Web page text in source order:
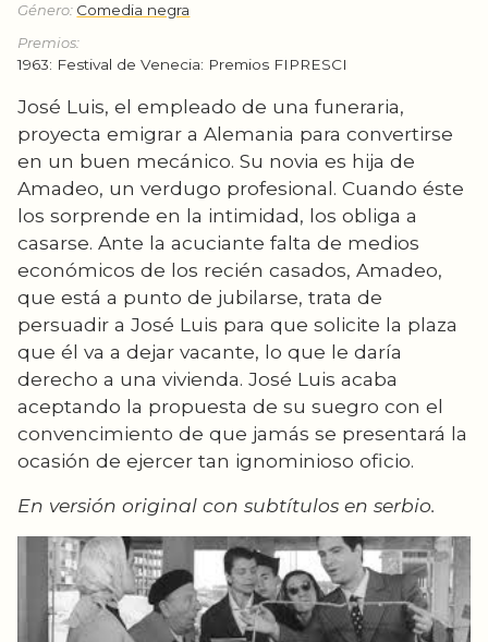
Género: Comedia negra
Premios:
1963: Festival de Venecia: Premios FIPRESCI
José Luis, el empleado de una funeraria,
proyecta emigrar a Alemania para convertirse
en un buen mecánico. Su novia es hija de
Amadeo, un verdugo profesional. Cuando éste
los sorprende en la intimidad, los obliga a
casarse. Ante la acuciante falta de medios
económicos de los recién casados, Amadeo,
que está a punto de jubilarse, trata de
persuadir a José Luis para que solicite la plaza
que él va a dejar vacante, lo que le daría
derecho a una vivienda. José Luis acaba
aceptando la propuesta de su suegro con el
convencimiento de que jamás se presentará la
ocasión de ejercer tan ignominioso oficio.
En versión original con subtítulos en serbio.